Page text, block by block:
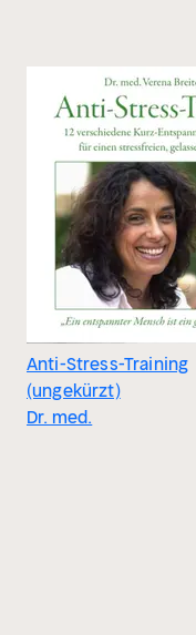
Anti-Stress-Training
(ungekürzt)
Dr. med.